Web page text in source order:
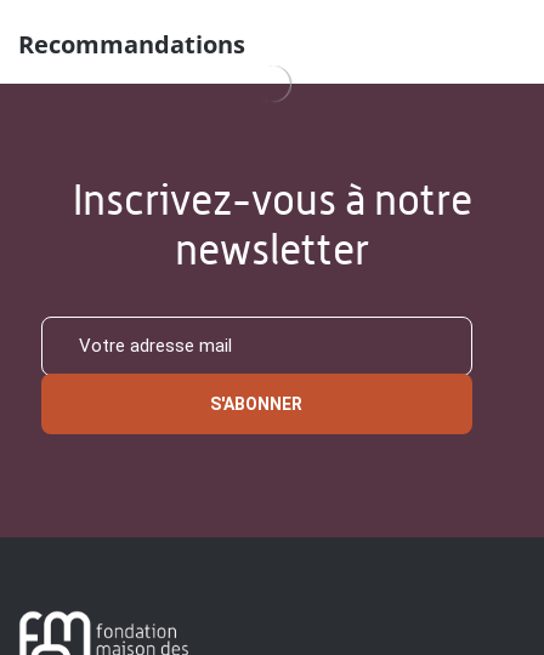
Recommandations
Inscrivez-vous à notre
newsletter
S'ABONNER